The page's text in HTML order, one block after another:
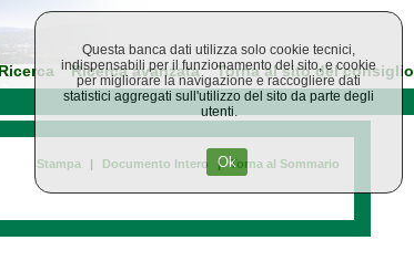
Ricerca Ricerca avanzata Torna al sito del consiglio
Stampa | Documento Intero | Torna al Sommario
Questa banca dati utilizza solo cookie tecnici,
indispensabili per il funzionamento del sito, e cookie
per migliorare la navigazione e raccogliere dati
statistici aggregati sull'utilizzo del sito da parte degli
utenti.
Ok